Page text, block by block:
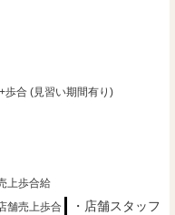
歩合 (見習い期間有り)
上歩合給
舗売上歩合
・店舗スタッフ